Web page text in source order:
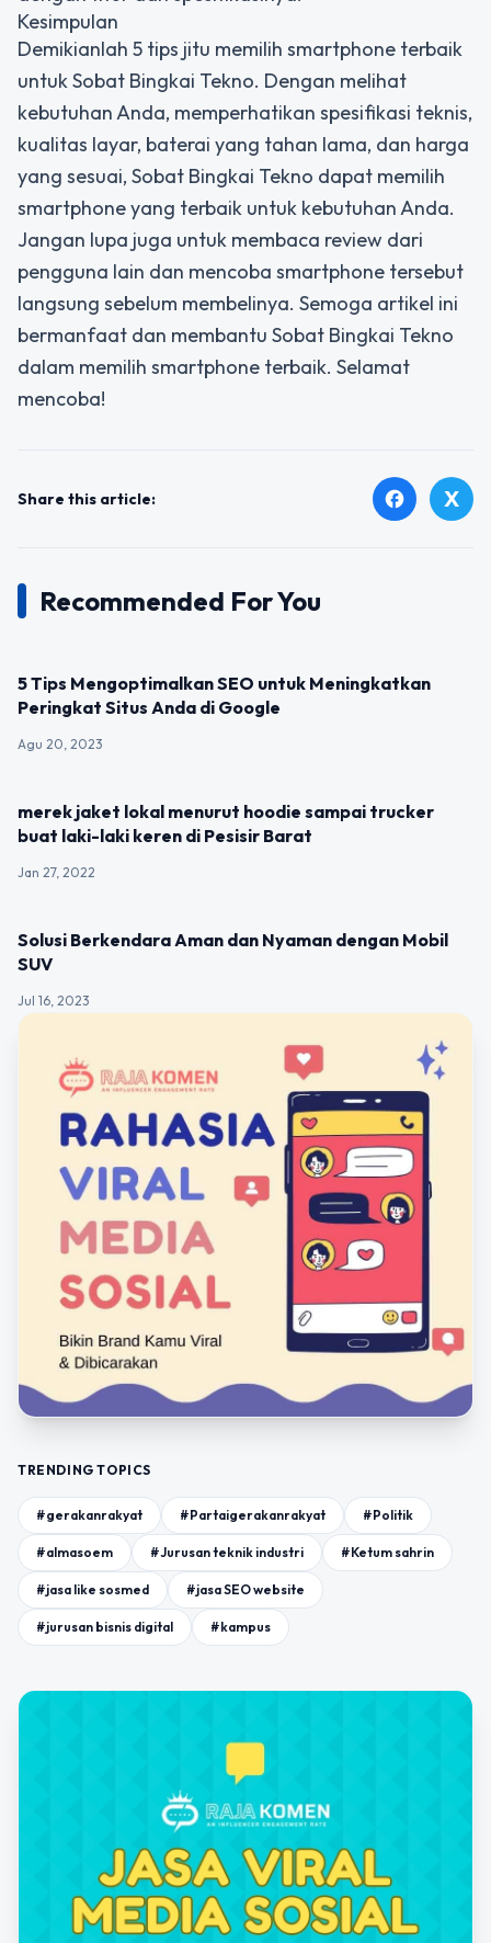
Kesimpulan
Demikianlah 5 tips jitu memilih smartphone terbaik
untuk Sobat Bingkai Tekno. Dengan melihat
kebutuhan Anda, memperhatikan spesifikasi teknis,
kualitas layar, baterai yang tahan lama, dan harga
yang sesuai, Sobat Bingkai Tekno dapat memilih
smartphone yang terbaik untuk kebutuhan Anda.
Jangan lupa juga untuk membaca review dari
pengguna lain dan mencoba smartphone tersebut
langsung sebelum membelinya. Semoga artikel ini
bermanfaat dan membantu Sobat Bingkai Tekno
dalam memilih smartphone terbaik. Selamat
mencoba!
Share this article: facebook X
Recommended For You
5 Tips Mengoptimalkan SEO untuk Meningkatkan
Peringkat Situs Anda di Google
Agu 20, 2023
merek jaket lokal menurut hoodie sampai trucker
buat laki-laki keren di Pesisir Barat
Jan 27, 2022
Solusi Berkendara Aman dan Nyaman dengan Mobil
SUV
Jul 16, 2023
TRENDING TOPICS
#gerakanrakyat #Partaigerakanrakyat #Politik
#almasoem #Jurusan teknik industri #Ketum sahrin
#jasa like sosmed #jasa SEO website
#jurusan bisnis digital #kampus